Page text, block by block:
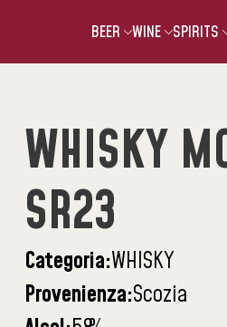
BEER WINE SPIRITS
WHISKY
SR23
Categoria:WHISKY
Provenienza:Scozia